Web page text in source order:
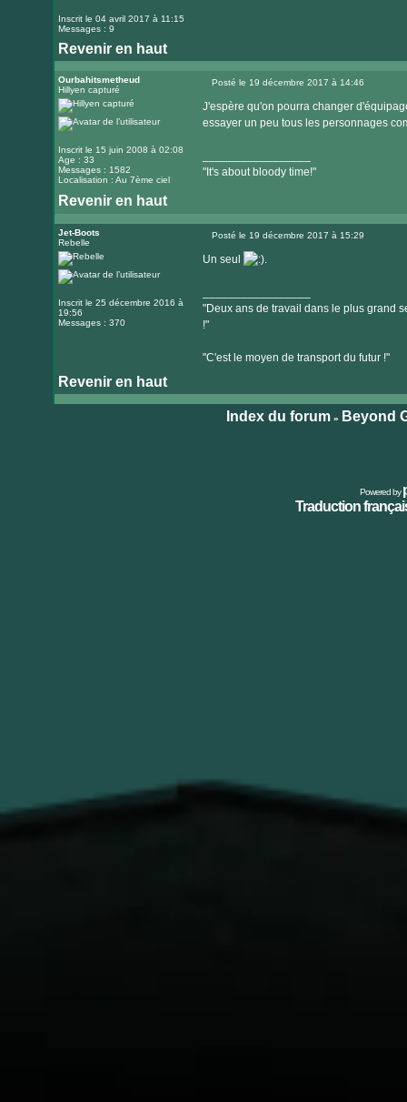
Inscrit le 04 avril 2017 à 11:15
Messages : 9
Revenir en haut
Ourbahitsmetheud
Hillyen capturé
Inscrit le 15 juin 2008 à 02:08
Age : 33
Messages : 1582
Localisation : Au 7ème ciel
Posté le 19 décembre 2017 à 14:46
J'espère qu'on pourra changer
essayer un peu tous les personnages
"It's about bloody time!"
Revenir en haut
le
Jet-Boots
Rebelle
Inscrit le 25 décembre 2016 à
19:56
Messages : 370
Posté le 19 décembre 2017 à 15:29
Un seul .
"Deux ans de travail dans le plus grand
!"
"C'est le moyen de transport du futur !"
Revenir en haut
Index du forum» Beyond
Powered by
Traduction